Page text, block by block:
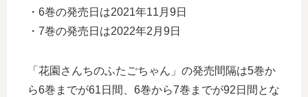
・6巻の発売日は2021年11月9日
・7巻の発売日は2022年2月9日
「花園さんちのふたごちゃん」の発売間隔は5巻か
ら6巻までが61日間、6巻から7巻までが92日間とな